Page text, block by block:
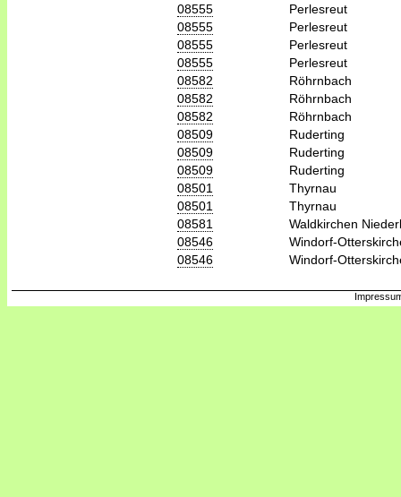
08555
Perlesreut
08555
Perlesreut
08555
Perlesreut
08555
Perlesreut
08582
Röhrnbach
08582
Röhrnbach
08582
Röhrnbach
08509
Ruderting
08509
Ruderting
08509
Ruderting
08501
Thyrnau
08501
Thyrnau
08581
Waldkirchen
08546
Windorf-
08546
Windorf-